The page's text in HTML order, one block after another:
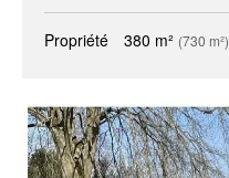
Propriété 380 m² (730 m²)